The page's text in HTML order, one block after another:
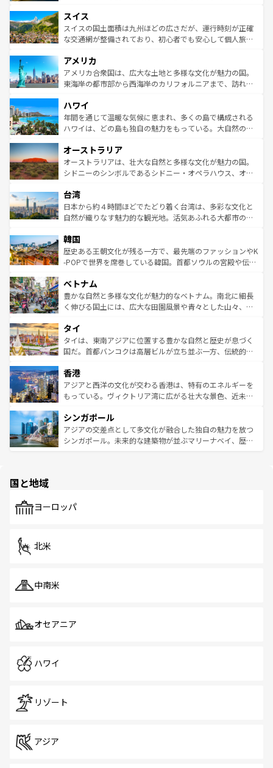
れる地方に足を運ぶとそれぞれで全く異なる文化を体験で
きるだろう。 なお、新着のフランス情報はコンテンツ一覧
を参照してほしい。
は、お酒好きな人にはぜひ体験してほしい。 なお、新着の
ドイツ情報はコンテンツ一覧を参照してほしい。
リアごとに異なる魅力がある。また、優雅なアフタヌーン
ティー、ビール好きにはたまらない英国パブ、サッカー観
戦など、本場だからこそできる体験も豊富。イギリスを旅
ンツ一覧を参照してほしい。
スイス
スイスの国土面積は九州ほどの広さだが、運行時刻が正確
な交通網が整備されており、初心者でも安心して個人旅行
の建物がそのまま残る町や、スイスならではのユニークな
博物館もあり、アルプス観光だけでなく町歩きも満喫する
ことができる。国民の所得が高いため物価も高いが、旅行
ば市内交通費無料で観光を楽しむこともできる。 なお、新
着のスイス情報はコンテンツ一覧 を参照してほしい。
アメリカ
アメリカ合衆国は、広大な土地と多様な文化が魅力の国。
東海岸の都市部から西海岸のカリフォルニアまで、訪れる
のような巨大都市は、観光、ショッピング、エンターテイ
ンメントが詰まった刺激的なスポットだ。一方、アメリカ
西部には大自然が広がり、グランドキャニオンやイエロー
部のニューオーリンズでは、音楽と美食が融合した独特の
文化が魅力。旅行者はアメリカの各地域で異なる魅力を楽
しみながら、その多様性と豊かな歴史を感じることができ
ならではの贅沢な旅のスタイルだ。 なお、新着のアメリカ
情報はコンテンツ一覧を参照してほしい。
ハワイ
年間を通じて温暖な気候に恵まれ、多くの島で構成される
ハワイは、どの島も独自の魅力をもっている。大自然の神
ワイ島は見逃せない。また、定番の観光地といえばオアフ
島だが、静かな自然を求めるならマウイ島やカウアイ島が
おすすめ。エメラルドグリーンに輝く海をはじめ、豊かな
れるおもてなしの心で訪れる人々を迎えてくれるハワイの
人々、おいしいローカルフードやハワイアンミュージッ
ク、伝統的なフラダンスなど、すべてがハワイの魅力を彩
ワイを、存分に味わってほしい。 なお、新着のハワイ情報
はコンテンツ一覧を参照してほしい。
オーストラリア
オーストラリアは、壮大な自然と多様な文化が魅力の国。
シドニーのシンボルであるシドニー・オペラハウス、オー
リアリーフや大陸中央部にそびえるウルル（エアーズロッ
ク）、タスマニアの美しい原生林やケアンズの熱帯雨林な
ど、見どころがたくさん。また、カフェやワイン、オージ
いる。アクティビティも充実しており、サーフィンやダイ
ビング、ハイキングなど、アウトドア好きにはたまらな
い。オーストラリアの多彩な魅力を存分に味わいつくそ
参照してほしい。
台湾
日本から約４時間ほどでたどり着く台湾は、多彩な文化と
自然が織りなす魅力的な観光地。活気あふれる大都市の台
ン）、静ひつな山岳地帯である台湾東部など、都市の喧騒
と山間の静けさが共存しており、訪れる人に新しい発見と
驚きをもたらしてくれる。また、奥深い台湾の食文化も魅
容にもいいと評判のスイーツなど、バラエティ豊かな料理
が味わえる。 なお、新着の台湾情報は コンテンツ一覧を参
照してほしい。
韓国
歴史ある王朝文化が残る一方で、最先端のファッションやK
-POPで世界を席巻している韓国。首都ソウルの宮殿や伝統
き、地方に足を延ばせば四季折々の自然美を楽しむことが
できる。そして、キムチや焼肉、絶品のストリートフード
まで、さまざまな韓国料理が待っている。夜には、韓国な
リティに包まれながら、韓国の多彩な魅力を心ゆくまで味
わってみてほしい。 なお、新着の韓国情報はコンテンツ一
覧を参照してほしい。
ベトナム
豊かな自然と多様な文化が魅力的なベトナム。南北に細長
く伸びる国土には、広大な田園風景や青々とした山々、世
急速な発展と共に伝統が息づく。ハノイの古い町並みやホ
ーチミン市のフランス統治時代の建物も、独特の雰囲気を
醸し出している。また、バラエティの豊かさとおいしさで
とつ。フォーやバインミー、ベトナムコーヒーなどは、ぜ
ひ現地で味わいたい。どの地域を訪れてもあたたかい人々
が旅行者を迎えてくれるので、きっと忘れられない旅にな
参照してほしい。
タイ
タイは、東南アジアに位置する豊かな自然と歴史が息づく
国だ。首都バンコクは高層ビルが立ち並ぶ一方、伝統的な
の活気が交差している。北部ではチェンマイなどの山岳地
帯で自然と触れ合い、南部ではプーケットやクラビの美し
いビーチでリゾート気分を楽しむことができる。タイ料理
激する。気候は一年中温暖で、どの季節にも異なる楽しみ
が待っている。親しみやすいタイの人々、仏教を中心とし
た文化、そして多様な観光資源が、訪れる旅人を魅了し続
香港
アジアと西洋の文化が交わる香港は、特有のエネルギーを
もっている。ヴィクトリア湾に広がる壮大な景色、近未来
み、どこを訪れても感動するはず。観光スポットが密集し
ており、効率よく見どころを回れるのも魅力。息をのむよ
うな絶景から文化的な体験まで、香港を存分に楽しみ尽く
シンガポール
アジアの交差点として多文化が融合した独自の魅力を放つ
シンガポール。未来的な建築物が並ぶマリーナベイ、歴史
で、ホーカーズは地元の風情を楽しめる外せないスポット
国と地域
ヨーロッパ
北米
中南米
オセアニア
ハワイ
リゾート
アジア